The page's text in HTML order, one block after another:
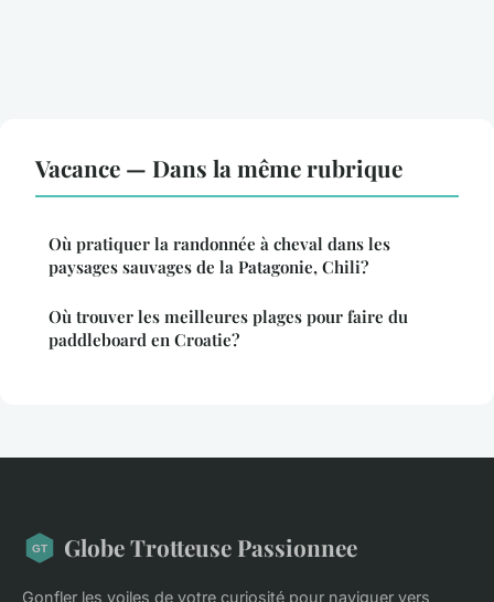
Vacance — Dans la même rubrique
Où pratiquer la randonnée à cheval dans les
paysages sauvages de la Patagonie, Chili?
Où trouver les meilleures plages pour faire du
paddleboard en Croatie?
Globe Trotteuse Passionnee
Gonfler les voiles de votre curiosité pour naviguer vers